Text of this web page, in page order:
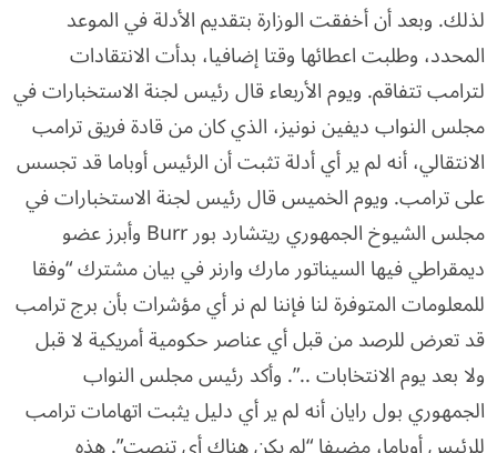
لذلك. وبعد أن أخفقت الوزارة بتقديم الأدلة في الموعد
المحدد، وطلبت اعطائها وقتا إضافيا، بدأت الانتقادات
لترامب تتفاقم. ويوم الأربعاء قال رئيس لجنة الاستخبارات في
مجلس النواب ديفين نونيز، الذي كان من قادة فريق ترامب
الانتقالي، أنه لم ير أي أدلة تثبت أن الرئيس أوباما قد تجسس
على ترامب. ويوم الخميس قال رئيس لجنة الاستخبارات في
مجلس الشيوخ الجمهوري ريتشارد بور Burr وأبرز عضو
ديمقراطي فيها السيناتور مارك وارنر في بيان مشترك “وفقا
للمعلومات المتوفرة لنا فإننا لم نر أي مؤشرات بأن برج ترامب
قد تعرض للرصد من قبل أي عناصر حكومية أمريكية لا قبل
ولا بعد يوم الانتخابات ..”. وأكد رئيس مجلس النواب
الجمهوري بول رايان أنه لم ير أي دليل يثبت اتهامات ترامب